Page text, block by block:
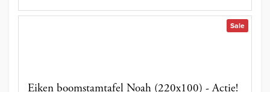
Sale
Eiken boomstamtafel Noah (220x100) - Actie!